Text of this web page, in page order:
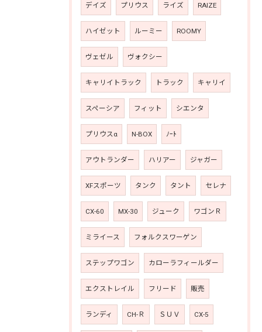
デイズ プリウス ライズ RAIZE
ハイゼット ルーミー ROOMY
ヴェゼル ヴォクシー
キャリイトラック トラック キャリイ
スペーシア フィット シエンタ
プリウスα N-BOX ﾉｰﾄ
アウトランダー ハリアー ジャガー
XFスポーツ タンク タント セレナ
CX-60 MX-30 ジューク ワゴンＲ
ミライース フォルクスワーゲン
ステップワゴン カローラフィールダー
エクストレイル フリード 販売
ランディ CH-Ｒ ＳＵＶ CX-5